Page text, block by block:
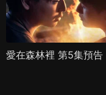
愛在森林裡 第5集預